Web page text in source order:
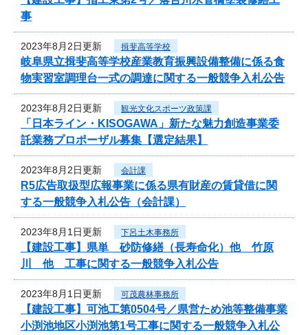
事
2023年8月2日更新 揖斐高等学校
岐阜県立揖斐高等学校産業教育振興設備整備に係る食
物実習室調理台一式の調達に関する一般競争入札公告
2023年8月2日更新 観光文化スポーツ政策課
「日本ライン・KISOGAWA」新たな魅力創造事業委
託業務プロポーザル募集【選定結果】
2023年8月2日更新 会計課
R5広告取扱型広報事業に係る県有財産の賃貸借に関
する一般競争入札公告（会計課）
2023年8月1日更新 下呂土木事務所
【建設工事】県単 砂防修繕（長寿命化）他 竹原
川 他 工事に関する一般競争入札公告
2023年8月1日更新 可茂農林事務所
【建設工事】可池工第0504号／県営ため池等整備事業
小渕池地区小渕池第1号工事に関する一般競争入札公